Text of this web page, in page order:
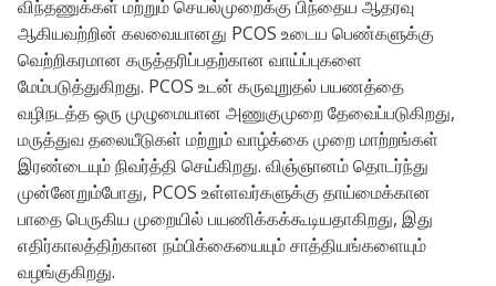
விந்தணுக்கள் மற்றும் செயல்முறைக்கு பிந்தைய ஆதரவு
ஆகியவற்றின் கலவையானது PCOS உடைய பெண்களுக்கு
வெற்றிகரமான கருத்தரிப்பதற்கான வாய்ப்புகளை
மேம்படுத்துகிறது. PCOS உடன் கருவுறுதல் பயணத்தை
வழிநடத்த ஒரு முழுமையான அணுகுமுறை தேவைப்படுகிறது,
மருத்துவ தலையீடுகள் மற்றும் வாழ்க்கை முறை மாற்றங்கள்
இரண்டையும் நிவர்த்தி செய்கிறது. விஞ்ஞானம் தொடர்ந்து
முன்னேறும்போது, ​​PCOS உள்ளவர்களுக்கு தாய்மைக்கான
பாதை பெருகிய முறையில் பயணிக்கக்கூடியதாகிறது, இது
எதிர்காலத்திற்கான நம்பிக்கையையும் சாத்தியங்களையும்
வழங்குகிறது.